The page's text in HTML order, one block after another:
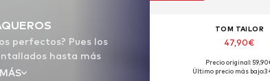
perfectos? Pues los
hasta más
TOM TAILOR
47,90€
Precio original:
Último precio más bajo: